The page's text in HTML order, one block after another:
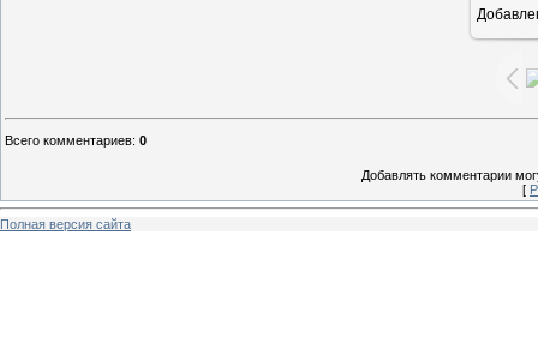
Всего комментариев: 0
Добавлять комментарии
[
Полная версия сайта